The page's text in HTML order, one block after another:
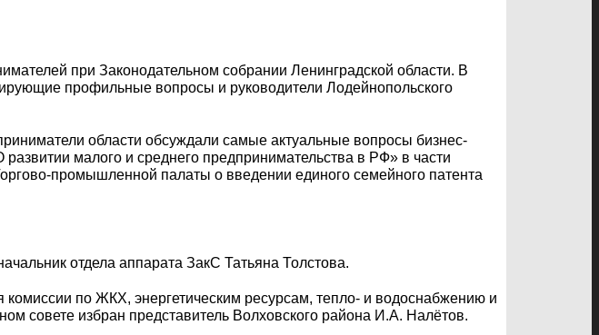
при Законодательном собрании Ленинградской области. В
профильные вопросы и руководители Лодейнопольского
области обсуждали самые актуальные вопросы бизнес-
малого и среднего предпринимательства в РФ» в части
промышленной палаты о введении единого семейного патента
отдела аппарата ЗакС Татьяна Толстова.
по ЖКХ, энергетическим ресурсам, тепло- и водоснабжению и
совете избран представитель Волховского района И.А. Налётов.